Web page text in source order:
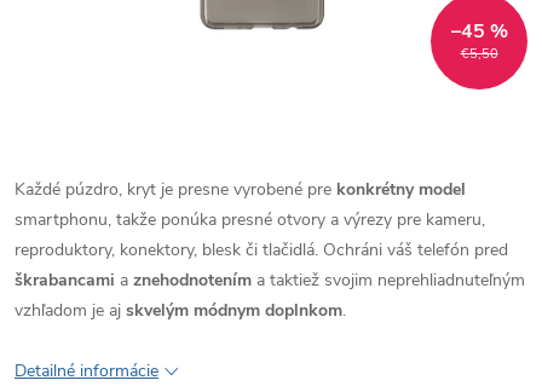
€5,50
–45 %
Každé púzdro, kryt je presne vyrobené pre konkrétny model
smartphonu, takže ponúka presné otvory a výrezy pre kameru,
reproduktory, konektory, blesk či tlačidlá. Ochráni váš telefón pred
škrabancami a znehodnotením a taktiež svojim neprehliadnuteľným
vzhľadom je aj skvelým módnym doplnkom.
Detailné informácie